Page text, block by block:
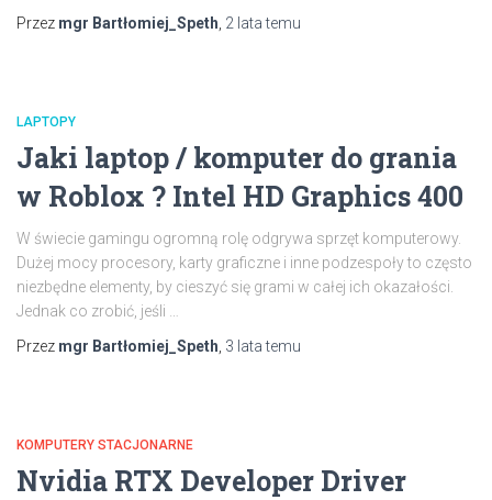
Przez mgr Bartłomiej_Speth 2 latatemu
LAPTOPY
Jaki laptop / komputer do grania
w Roblox ? Intel HD Graphics 400
W świecie gamingu ogromną rolę odgrywa sprzęt komputerowy.
Dużej mocy procesory, karty graficzne i inne podzespoły to często
niezbędne elementy, by cieszyć się grami w całej ich okazałości.
Jednak co zrobić, jeśli …
Przez mgr Bartłomiej_Speth 3 latatemu
KOMPUTERY STACJONARNE
Nvidia RTX Developer Driver